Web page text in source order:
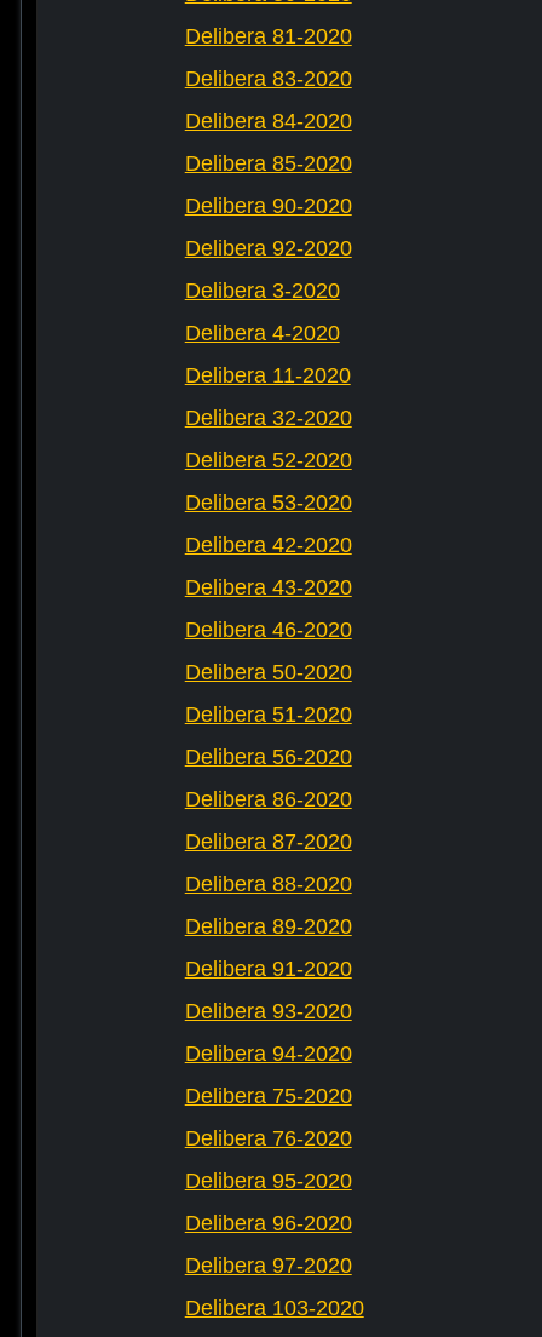
Delibera 81-2020
Delibera 83-2020
Delibera 84-2020
Delibera 85-2020
Delibera 90-2020
Delibera 92-2020
Delibera 3-2020
Delibera 4-2020
Delibera 11-2020
Delibera 32-2020
Delibera 52-2020
Delibera 53-2020
Delibera 42-2020
Delibera 43-2020
Delibera 46-2020
Delibera 50-2020
Delibera 51-2020
Delibera 56-2020
Delibera 86-2020
Delibera 87-2020
Delibera 88-2020
Delibera 89-2020
Delibera 91-2020
Delibera 93-2020
Delibera 94-2020
Delibera 75-2020
Delibera 76-2020
Delibera 95-2020
Delibera 96-2020
Delibera 97-2020
Delibera 103-2020